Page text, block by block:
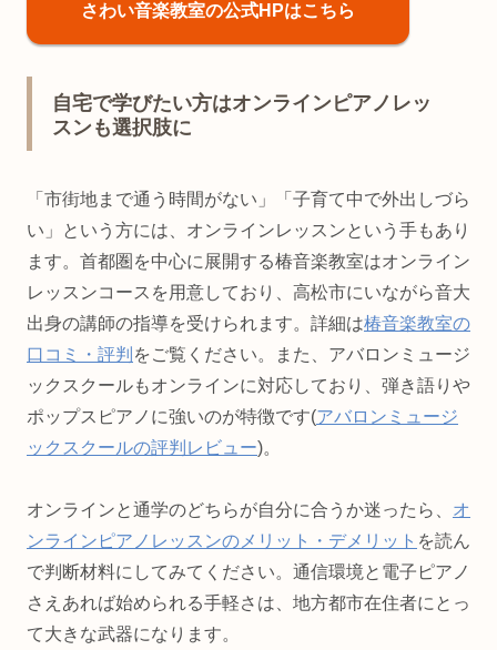
さわい音楽教室の公式HPはこちら
自宅で学びたい方はオンラインピアノレッ
スンも選択肢に
「市街地まで通う時間がない」「子育て中で外出しづら
い」という方には、オンラインレッスンという手もあり
ます。首都圏を中心に展開する椿音楽教室はオンライン
レッスンコースを用意しており、高松市にいながら音大
出身の講師の指導を受けられます。詳細は椿音楽教室の
口コミ・評判 をご覧ください。また、アバロンミュージ
ックスクールもオンラインに対応しており、弾き語りや
ポップスピアノに強いのが特徴です(アバロンミュージ
ックスクールの評判レビュー)。
オンラインと通学のどちらが自分に合うか迷ったら、 オ
ンラインピアノレッスンのメリット・デメリット を読ん
で判断材料にしてみてください。通信環境と電子ピアノ
さえあれば始められる手軽さは、地方都市在住者にとっ
て大きな武器になります。